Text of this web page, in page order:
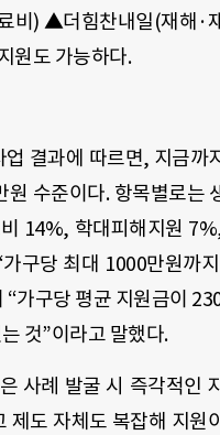
비) ▲더힘찬내일(재해·
원도 가능하다.
결과에 따르면, 지금까
수준이다. 항목별로는
14%, 학대피해지원
구당 최대 1000만원까
가구당 평균 지원금이
것”이라고 말했다.
사례 발굴 시 즉각적인
제도 자체도 복잡해 지원